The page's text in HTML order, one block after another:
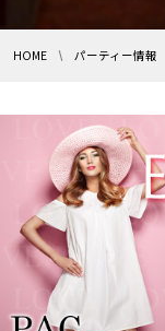
HOME パーティー情報